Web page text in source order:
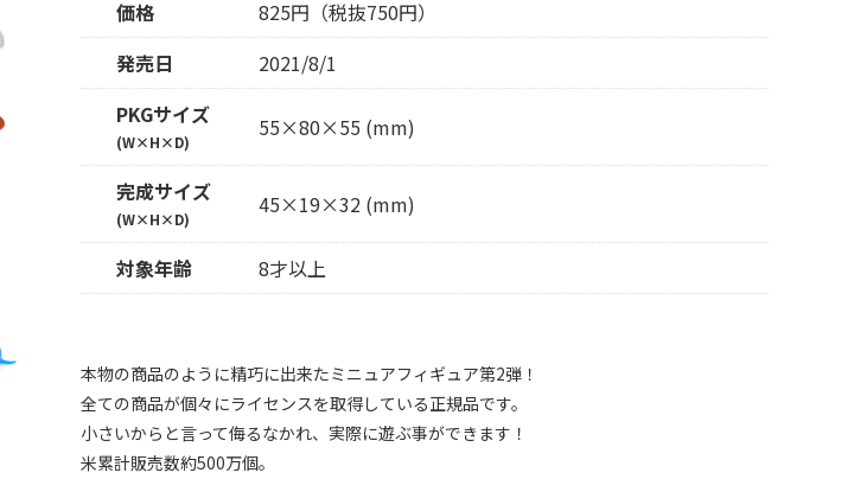
価格
825円（税抜750円）
発売日
2021/8/1
PKGサイズ
(W×H×D)
55×80×55 (mm)
完成サイズ
(W×H×D)
45×19×32 (mm)
対象年齢 8才以上
本物の商品のように精巧に出来たミニュアフィギュア第2弾！
全ての商品が個々にライセンスを取得している正規品です。
小さいからと言って侮るなかれ、実際に遊ぶ事ができます！
米累計販売数約500万個。